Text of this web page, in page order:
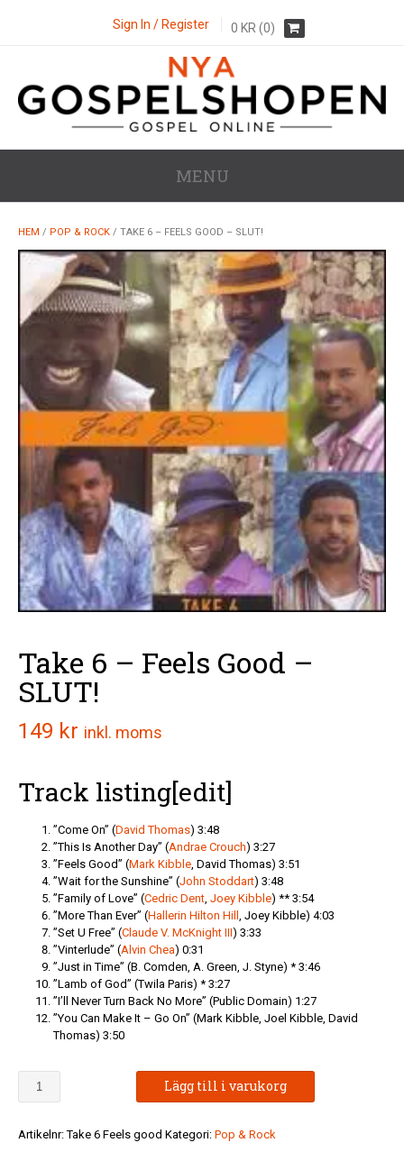
Sign In / Register 0 KR (0)
MENU
HEM / POP & ROCK / TAKE 6 – FEELS GOOD – SLUT!
Take 6 – Feels Good –
SLUT!
149 kr inkl. moms
Track listing[edit]
”Come On” (David Thomas) 3:48
”This Is Another Day” (Andrae Crouch) 3:27
”Feels Good” (Mark Kibble, David Thomas) 3:51
”Wait for the Sunshine” (John Stoddart) 3:48
”Family of Love” (Cedric Dent, Joey Kibble) ** 3:54
”More Than Ever” (Hallerin Hilton Hill , Joey Kibble) 4:03
”Set U Free” (Claude V. McKnight III) 3:33
”Vinterlude” (Alvin Chea) 0:31
”Just in Time” (B. Comden, A. Green, J. Styne) * 3:46
”Lamb of God” (Twila Paris) * 3:27
”I’ll Never Turn Back No More” (Public Domain) 1:27
”You Can Make It – Go On” (Mark Kibble, Joel Kibble, David
Thomas) 3:50
Take
Feels
Lägg till i varukorg
Artikelnr:Take 6 Feels good Kategori: Pop & Rock